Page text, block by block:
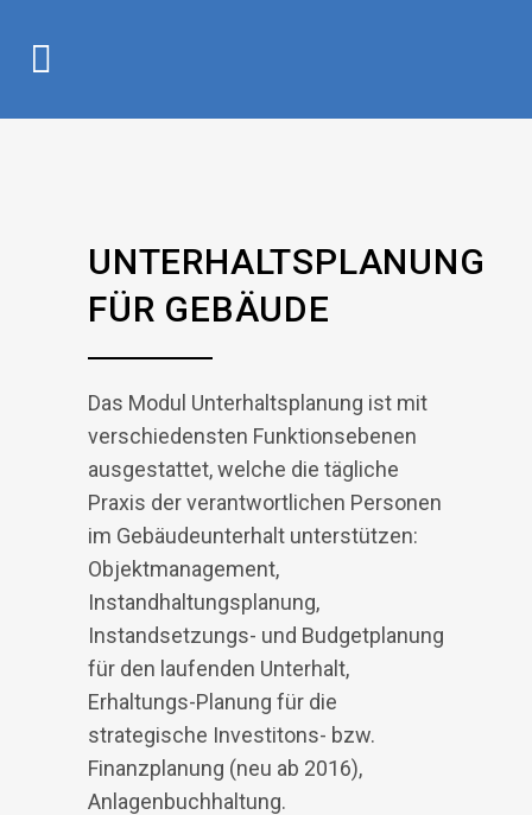
UNTERHALTSPLANUNG
FÜR GEBÄUDE
Das Modul Unterhaltsplanung ist mit
verschiedensten Funktionsebenen
ausgestattet, welche die tägliche
Praxis der verantwortlichen Personen
im Gebäudeunterhalt unterstützen:
Objektmanagement,
Instandhaltungsplanung,
Instandsetzungs- und Budgetplanung
für den laufenden Unterhalt,
Erhaltungs-Planung für die
strategische Investitons- bzw.
Finanzplanung (neu ab 2016),
Anlagenbuchhaltung.